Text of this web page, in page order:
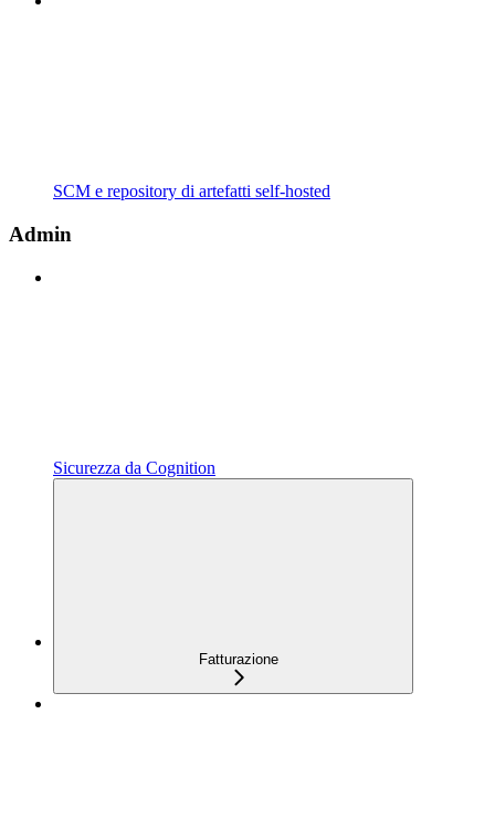
SCM e repository di artefatti self-hosted
Admin
Sicurezza da Cognition
Fatturazione